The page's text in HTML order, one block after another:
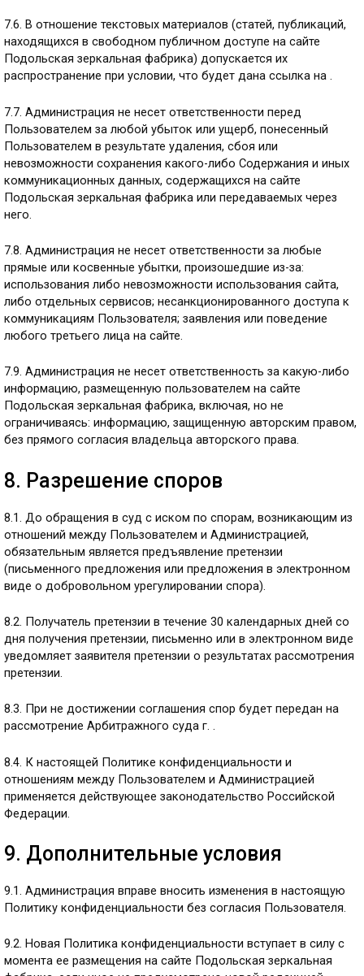
7.6. В отношение текстовых материалов (статей, публикаций,
находящихся в свободном публичном доступе на сайте
Подольская зеркальная фабрика) допускается их
распространение при условии, что будет дана ссылка на .
7.7. Администрация не несет ответственности перед
Пользователем за любой убыток или ущерб, понесенный
Пользователем в результате удаления, сбоя или
невозможности сохранения какого-либо Содержания и иных
коммуникационных данных, содержащихся на сайте
Подольская зеркальная фабрика или передаваемых через
него.
7.8. Администрация не несет ответственности за любые
прямые или косвенные убытки, произошедшие из-за:
использования либо невозможности использования сайта,
либо отдельных сервисов; несанкционированного доступа к
коммуникациям Пользователя; заявления или поведение
любого третьего лица на сайте.
7.9. Администрация не несет ответственность за какую-либо
информацию, размещенную пользователем на сайте
Подольская зеркальная фабрика, включая, но не
ограничиваясь: информацию, защищенную авторским правом,
без прямого согласия владельца авторского права.
8. Разрешение споров
8.1. До обращения в суд с иском по спорам, возникающим из
отношений между Пользователем и Администрацией,
обязательным является предъявление претензии
(письменного предложения или предложения в электронном
виде о добровольном урегулировании спора).
8.2. Получатель претензии в течение 30 календарных дней со
дня получения претензии, письменно или в электронном виде
уведомляет заявителя претензии о результатах рассмотрения
претензии.
8.3. При не достижении соглашения спор будет передан на
рассмотрение Арбитражного суда г. .
8.4. К настоящей Политике конфиденциальности и
отношениям между Пользователем и Администрацией
применяется действующее законодательство Российской
Федерации.
9. Дополнительные условия
9.1. Администрация вправе вносить изменения в настоящую
Политику конфиденциальности без согласия Пользователя.
9.2. Новая Политика конфиденциальности вступает в силу с
момента ее размещения на сайте Подольская зеркальная